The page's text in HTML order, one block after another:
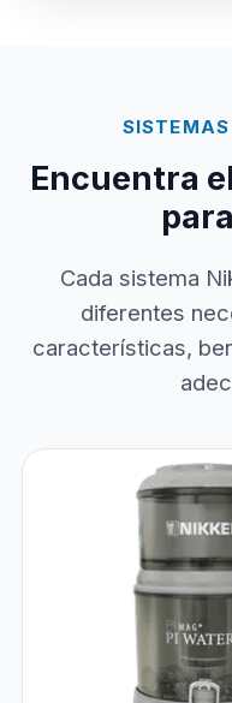
Encuentra
Cada sistema
diferentes
características,